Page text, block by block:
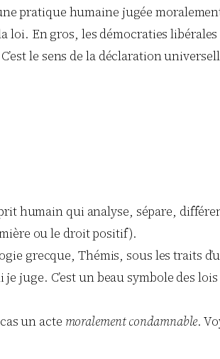
pratique humaine jugée
loi. En gros, les démocraties
le sens de la déclaration
humain qui analyse, sépare,
ou le droit positif).
grecque, Thémis, sous les traits
juge. C’est un beau symbole des
un acte moralement condamnable.